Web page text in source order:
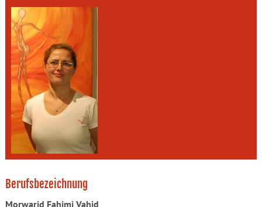
Berufsbezeichnung
Morwarid Fahimi Vahid